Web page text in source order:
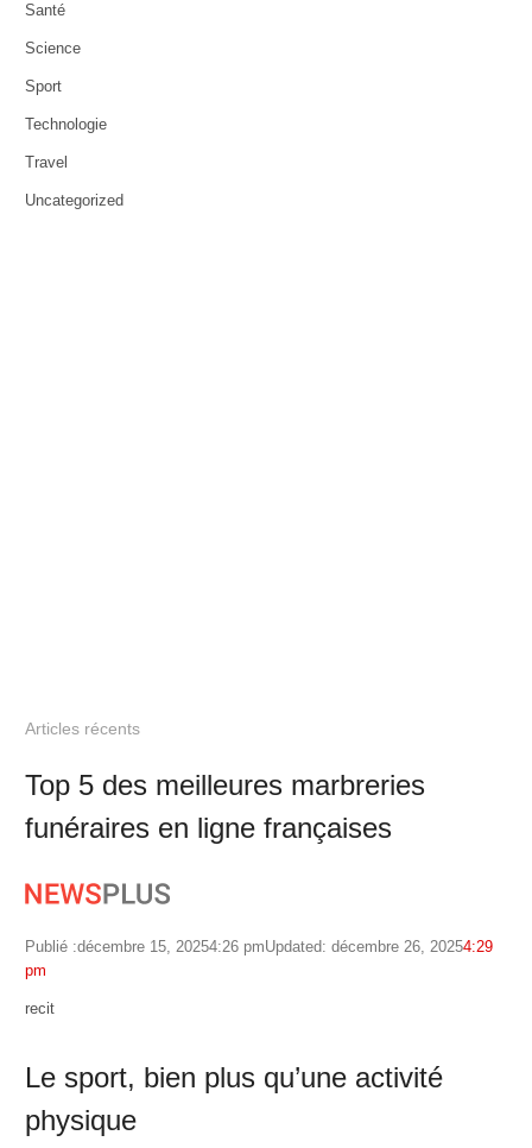
Santé
Science
Sport
Technologie
Travel
Uncategorized
Articles récents
Top 5 des meilleures marbreries
funéraires en ligne françaises
Publié :décembre 15, 20254:26 pmUpdated: décembre 26, 20254:29
pm
Author
recit
Le sport, bien plus qu’une activité
physique